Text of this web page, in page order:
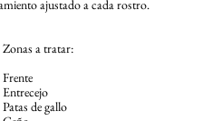
ajustado a cada rostro.
Zonas a tratar:
Frente
Entrecejo
Patas de gallo